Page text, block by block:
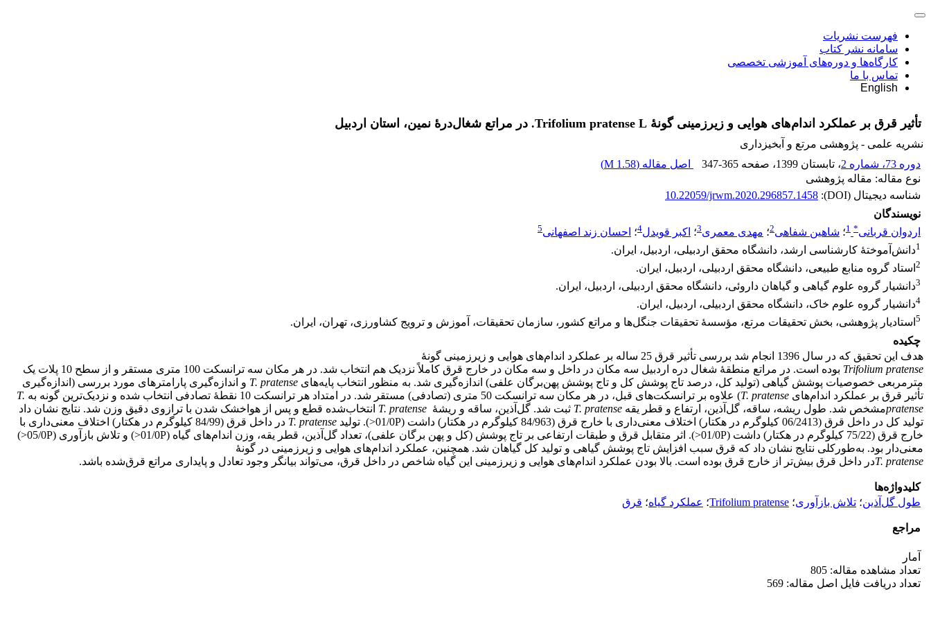
فهرست نشریات
سامانه نشر کتاب
کارگاه‌ها و دوره‌های آموزشی تخصصی
تماس با ما
English
تأثیر قرق بر عملکرد اندام‌های هوایی و زیر‌زمینی گونۀ Trifolium pratense L. در مراتع شغال‌درۀ‌ نمین، استان اردبیل
نشریه علمی - پژوهشی مرتع و آبخیزداری
دوره 73، شماره 2
، تابستان 1399 ، صفحه 347-365 اصل مقاله (1.58 M
)
نوع مقاله: مقاله پژوهشی
شناسه دیجیتال (DOI):
10.22059/jrwm.2020.296857.1458
نویسندگان
اردوان قربانی*
1؛ شاهین شفاهی2؛ مهدی معمری3؛ اکبر قویدل4؛ احسان زند اصفهانی5
1دانش‌آموختۀ کارشناسی ارشد، دانشگاه محقق اردبیلی، اردبیل، ایران.
2 استاد گروه منابع طبیعی، دانشگاه محقق اردبیلی، اردبیل، ایران.
3دانشیار گروه علوم گیاهی و گیاهان داروئی، دانشگاه محقق اردبیلی، اردبیل، ایران.
4دانشیار گروه علوم خاک، دانشگاه محقق اردبیلی، اردبیل، ایران.
5 استادیار پژوهشی، بخش تحقیقات مرتع، مؤسسۀ تحقیقات جنگل‌ها و مراتع کشور، سازمان تحقیقات، آموزش و ترویج کشاورزی، تهران، ایران.
چکیده
هدف این تحقیق که در سال 1396 انجام شد بررسی تأثیر قرق 25 ساله بر عملکرد اندام‌های هوایی و زیر‌زمینی گونۀ‌
Trifolium pratense
بوده است. در مراتع منطقۀ شغال دره اردبیل سه مکان در داخل و سه مکان در خارج قرق کاملاً نزدیک هم انتخاب شد. در هر مکان سه ترانسکت 100 متری مستقر و از سطح 10 پلات یک
مترمربعی خصوصیات پوشش گیاهی (تولید کل، درصد تاج پوشش کل و تاج پوشش پهن‌برگان علفی) اندازه‌گیری شد. به منظور انتخاب پایه‌های T. pratense و اندازه‌گیری پارامترهای مورد بررسی (اندازه‌گیری
تأثیر قرق بر عملکرد اندام‌های T. pratense) علاوه بر ترانسکت‌های قبل، در هر مکان سه ترانسکت 50 متری (تصادفی) مستقر شد. در امتداد هر ترانسکت 10 نقطۀ تصادفی انتخاب شده و نزدیک‌ترین گونه به
T.
pratenseمشخص شد. طول ریشه، ساقه، گل‌آذین، ارتفاع و قطر یقه T. pratense ثبت شد. گل‌آذین، ساقه و ریشۀ T. pratense انتخاب‌شده قطع‌ و پس از هواخشک شدن‌ با ترازوی دقیق وزن شد. نتایج نشان داد
تولید کل در داخل قرق (06/2413 کیلوگرم در هکتار) اختلاف معنی‌داری با خارج قرق (84/963 کیلوگرم در هکتار) داشت (01/0P<). تولید
T. pratense
در داخل قرق (84/99 کیلوگرم در هکتار) اختلاف معنی‌داری با
خارج قرق (75/22 کیلوگرم در هکتار) داشت (01/0P<). اثر متقابل قرق و طبقات ارتفاعی بر تاج پوشش (کل و پهن برگان علفی‌)، تعداد گل‌آذین، قطر یقه، وزن اندام‌های گیاه (01/0P<) و تلاش بازآوری (05/0P<)
معنی‌دار بود. به‌طورکلی نتایج نشان ‌داد که قرق سبب افزایش تاج پوشش گیاهی و تولید کل گیاهان شد. همچنین، عملکرد اندام‌های هوایی و زیرزمینی در گونۀ
T. pratenseدر داخل قرق بیش‌تر از خارج قرق بوده است. بالا بودن عملکرد اندام‌های هوایی و زیرزمینی این گیاه شاخص در داخل قرق، می‌تواند بیانگر وجود تعادل و پایداری مراتع قرق‌شده باشد.
کلیدواژه‌ها
طول گل‌آذین؛ تلاش بازآوری؛ Trifolium pratense؛ عملکرد گیاه؛ قرق
مراجع
آمار
تعداد مشاهده مقاله: 805
تعداد دریافت فایل اصل مقاله: 569